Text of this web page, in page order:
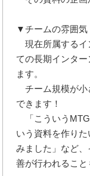
▼チームの雰囲気
現在所属するイ
ての長期インタ
ます。
チーム規模が小
できます！
「こういうMTG
いう資料を作り
みました」など
善が行われること